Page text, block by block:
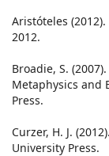
Aristóteles
2012.
Broadie, S.
Metaphysics and
Press.
Curzer, H. J.
University Press.